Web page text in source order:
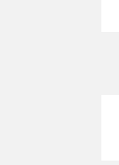
Верхняя